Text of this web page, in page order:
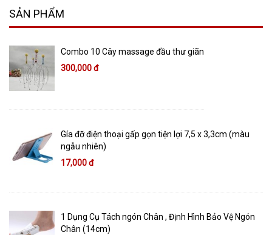
SẢN PHẨM
Combo 10 Cây massage đầu thư giãn
300,000 đ
Gía đỡ điện thoại gấp gọn tiện lợi 7,5 x 3,3cm (màu
ngẫu nhiên)
17,000 đ
1 Dụng Cụ Tách ngón Chân , Định Hình Bảo Vệ Ngón
Chân (14cm)